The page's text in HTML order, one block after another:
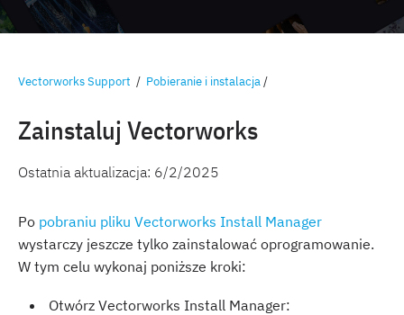
Vectorworks Support / Pobieranie i instalacja/
Zainstaluj Vectorworks
Ostatnia aktualizacja: 6/2/2025
Po pobraniu pliku Vectorworks Install Manager
wystarczy jeszcze tylko zainstalować oprogramowanie.
W tym celu wykonaj poniższe kroki:
Otwórz Vectorworks Install Manager: